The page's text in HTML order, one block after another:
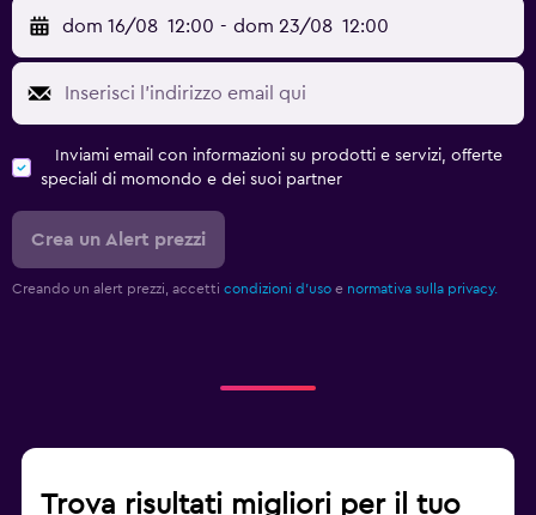
dom 16/08 12:00 - dom 23/08 12:00
Inviami email con informazioni su prodotti e servizi, offerte
speciali di momondo e dei suoi partner
Crea un Alert prezzi
Creando un alert prezzi, accetti condizioni d'uso e normativa sulla privacy.
Trova risultati migliori per il tuo